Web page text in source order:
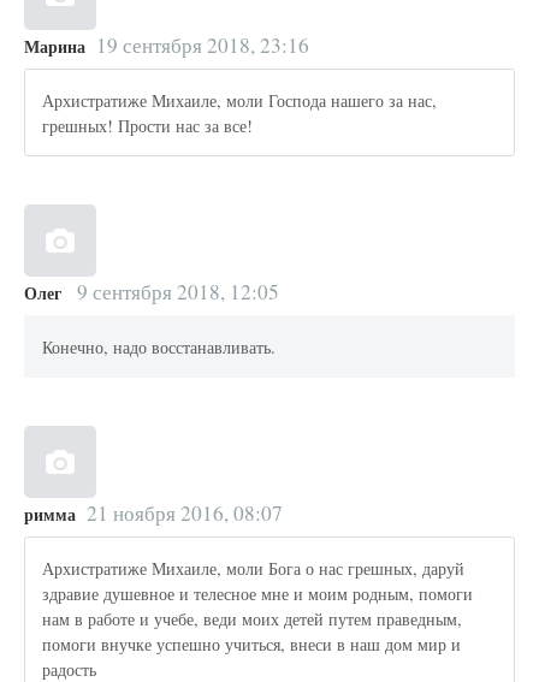
Марина 19 сентября 2018, 23:16
Архистратиже Михаиле, моли Господа нашего за нас,
грешных! Прости нас за все!
Олег 9 сентября 2018, 12:05
Конечно, надо восстанавливать.
римма 21 ноября 2016, 08:07
Архистратиже Михаиле, моли Бога о нас грешных, даруй
здравие душевное и телесное мне и моим родным, помоги
нам в работе и учебе, веди моих детей путем праведным,
помоги внучке успешно учиться, внеси в наш дом мир и
радость